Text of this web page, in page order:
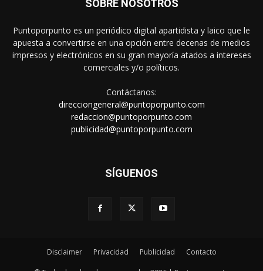
SOBRE NOSOTROS
Puntoporpunto es un periódico digital apartidista y laico que le
apuesta a convertirse en una opción entre decenas de medios
impresos y electrónicos en su gran mayoría atados a intereses
comerciales y/o políticos.
Contáctanos:
direcciongeneral@puntoporpunto.com
redaccion@puntoporpunto.com
publicidad@puntoporpunto.com
SÍGUENOS
Disclaimer Privacidad Publicidad Contacto